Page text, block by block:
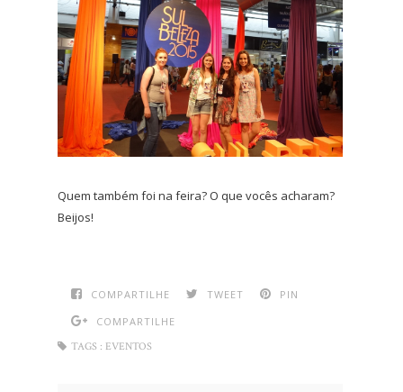
Quem também foi na feira? O que vocês acharam?
Beijos!
COMPARTILHE TWEET
PIN
COMPARTILHE
TAGS : EVENTOS